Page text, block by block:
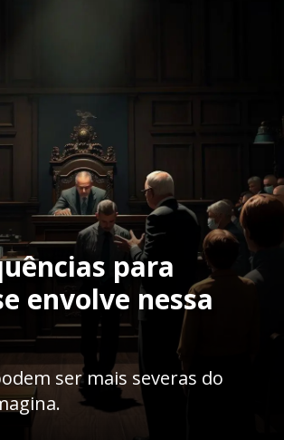
para
envolve nessa
ser mais severas do